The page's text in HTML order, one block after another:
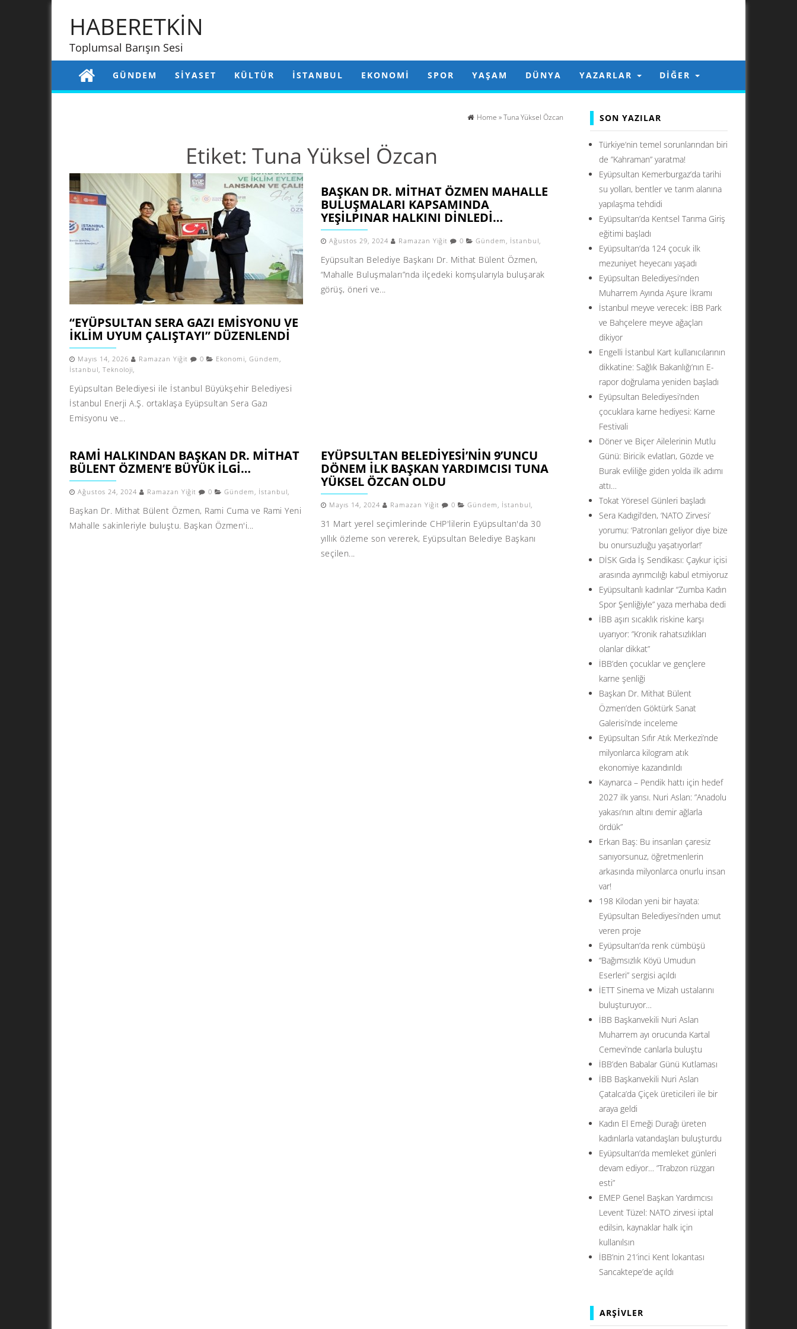
HABERETKİN
Toplumsal Barışın Sesi
GÜNDEM SIYASET KÜLTÜR İSTANBUL EKONOMI SPOR YAŞAM DÜNYA YAZARLAR DIĞER
Home »Tuna Yüksel Özcan
Etiket:Tuna Yüksel Özcan
“EYÜPSULTAN SERA GAZI EMISYONU VE
İKLIM UYUM ÇALIŞTAYI” DÜZENLENDI
Mayıs 14, 2026 Ramazan Yiğit 0 Ekonomi, Gündem ,
İstanbul, Teknoloji,
Eyüpsultan Belediyesi ile İstanbul Büyükşehir Belediyesi
İstanbul Enerji A.Ş. ortaklaşa Eyüpsultan Sera Gazı
Emisyonu ve...
BAŞKAN DR. MITHAT ÖZMEN MAHALLE
BULUŞMALARI KAPSAMINDA
YEŞILPINAR HALKINI DINLEDI…
Ağustos 29, 2024 Ramazan Yiğit 0 Gündem , İstanbul,
Eyüpsultan Belediye Başkanı Dr. Mithat Bülent Özmen,
“Mahalle Buluşmaları”nda ilçedeki komşularıyla buluşarak
görüş, öneri ve...
RAMI HALKINDAN BAŞKAN DR. MITHAT
BÜLENT ÖZMEN’E BÜYÜK ILGI…
Ağustos 24, 2024 Ramazan Yiğit 0 Gündem , İstanbul,
Başkan Dr. Mithat Bülent Özmen, Rami Cuma ve Rami Yeni
Mahalle sakinleriyle buluştu. Başkan Özmen'i...
EYÜPSULTAN BELEDIYESI’NIN 9’UNCU
DÖNEM ILK BAŞKAN YARDIMCISI TUNA
YÜKSEL ÖZCAN OLDU
Mayıs 14, 2024 Ramazan Yiğit 0 Gündem , İstanbul,
31 Mart yerel seçimlerinde CHP'lilerin Eyüpsultan'da 30
yıllık özleme son vererek, Eyüpsultan Belediye Başkanı
seçilen...
SON YAZILAR
Türkiye’nin temel sorunlarından biri
de ”Kahraman” yaratma!
Eyüpsultan Kemerburgaz’da tarihi
su yolları, bentler ve tarım alanına
yapılaşma tehdidi
Eyüpsultan’da Kentsel Tarıma Giriş
eğitimi başladı
Eyüpsultan’da 124 çocuk ilk
mezuniyet heyecanı yaşadı
Eyüpsultan Belediyesi’nden
Muharrem Ayında Aşure İkramı
İstanbul meyve verecek: İBB Park
ve Bahçelere meyve ağaçları
dikiyor
Engelli İstanbul Kart kullanıcılarının
dikkatine: Sağlık Bakanlığı’nın E-
rapor doğrulama yeniden başladı
Eyüpsultan Belediyesi’nden
çocuklara karne hediyesi: Karne
Festivali
Döner ve Biçer Ailelerinin Mutlu
Günü: Biricik evlatları, Gözde ve
Burak evliliğe giden yolda ilk adımı
attı…
Tokat Yöresel Günleri başladı
Sera Kadıgil’den, ‘NATO Zirvesi’
yorumu: ‘Patronları geliyor diye bize
bu onursuzluğu yaşatıyorlar!’
DİSK Gıda İş Sendikası: Çaykur içisi
arasında ayrımcılığı kabul etmiyoruz
Eyüpsultanlı kadınlar “Zumba Kadın
Spor Şenliğiyle” yaza merhaba dedi
İBB aşırı sıcaklık riskine karşı
uyarıyor: ”Kronik rahatsızlıkları
olanlar dikkat”
İBB’den çocuklar ve gençlere
karne şenliği
Başkan Dr. Mithat Bülent
Özmen’den Göktürk Sanat
Galerisi’nde inceleme
Eyüpsultan Sıfır Atık Merkezi’nde
milyonlarca kilogram atık
ekonomiye kazandırıldı
Kaynarca – Pendik hattı için hedef
2027 ilk yarısı. Nuri Aslan: ”Anadolu
yakası’nın altını demir ağlarla
ördük”
Erkan Baş: Bu insanları çaresiz
sanıyorsunuz, öğretmenlerin
arkasında milyonlarca onurlu insan
var!
198 Kilodan yeni bir hayata:
Eyüpsultan Belediyesi’nden umut
veren proje
Eyüpsultan’da renk cümbüşü
“Bağımsızlık Köyü Umudun
Eserleri” sergisi açıldı
İETT Sinema ve Mizah ustalarını
buluşturuyor…
İBB Başkanvekili Nuri Aslan
Muharrem ayı orucunda Kartal
Cemevi’nde canlarla buluştu
İBB’den Babalar Günü Kutlaması
İBB Başkanvekili Nuri Aslan
Çatalca’da Çiçek üreticileri ile bir
araya geldi
Kadın El Emeği Durağı üreten
kadınlarla vatandaşları buluşturdu
Eyüpsultan’da memleket günleri
devam ediyor… ”Trabzon rüzgarı
esti”
EMEP Genel Başkan Yardımcısı
Levent Tüzel: NATO zirvesi iptal
edilsin, kaynaklar halk için
kullanılsın
İBB’nin 21’inci Kent lokantası
Sancaktepe’de açıldı
ARŞIVLER